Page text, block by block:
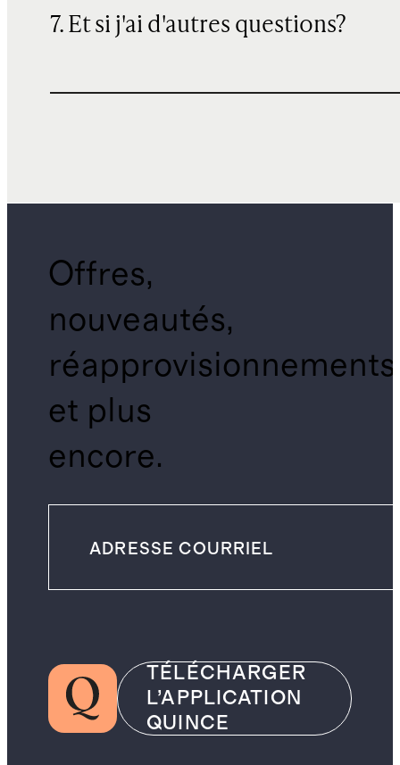
7. Et si j'ai d'autres questions?
Offres,
nouveautés,
réapprovisionnements
et plus
encore.
TÉLÉCHARGER
L’APPLICATION
QUINCE